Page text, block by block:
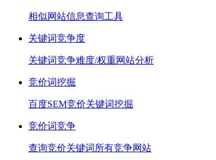
相似网站信息查询工具
关键词竞争度
关键词竞争难度/权重网站分析
竞价词挖掘
百度SEM竞价关键词挖掘
竞价词竞争
查询竞价关键词所有竞争网站